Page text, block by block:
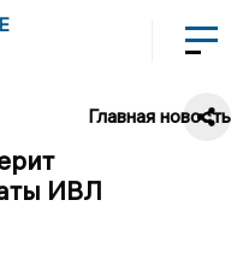
Главная новость
ИВЛ